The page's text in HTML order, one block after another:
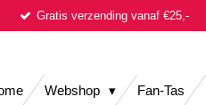
Gratis verzending vanaf €25,-
Webshop Fan-Tas